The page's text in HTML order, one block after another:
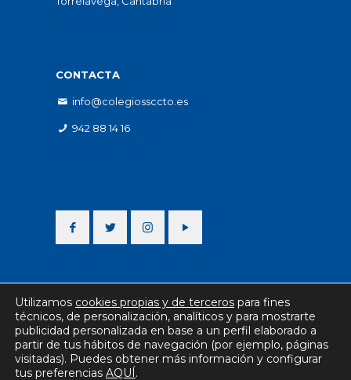
CONTACTA
info@colegiossccto.es
942 88 14 16
Utilizamos cookies propias y de terceros para fines
técnicos, de personalización, analíticos y para mostrarte
publicidad personalizada en base a un perfil elaborado a
partir de tus hábitos de navegación (por ejemplo, páginas
visitadas). Puedes obtener más información y configurar
tus preferencias AQUÍ.